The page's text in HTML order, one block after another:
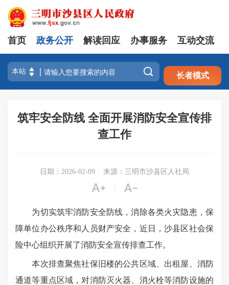
注册 登录
首页 政务公开 解读回应 办事服务 互动交流
 长者模式
筑牢安全防线 全面开展消防安全宣传排
查工作
日期：2026-02-09 来源：三明市沙县区人社局
 
为切实筑牢消防安全防线，消除各类火灾隐患，保
障单位办公秩序和人员财产安全，近日，沙县区社会保
险中心组织开展了消防安全宣传排查工作。
本次排查聚焦社保旧楼的公共区域、出租屋、消防
通道等重点区域，对消防灭火器、消火栓等消防设施的